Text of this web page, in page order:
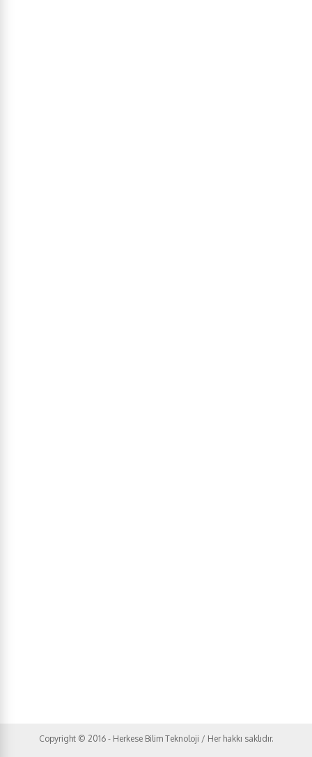
Copyright © 2016 - Herkese Bilim Teknoloji / Her hakkı saklıdır.